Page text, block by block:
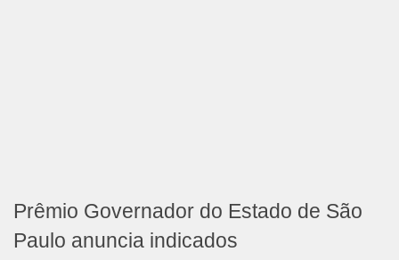
Prêmio Governador do Estado de São
Paulo anuncia indicados